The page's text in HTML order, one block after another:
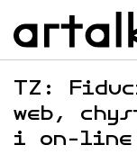
TZ:
web,
i on-